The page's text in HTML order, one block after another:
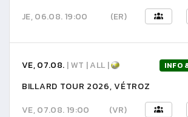
JE, 06.08. 19:00
(ER)
VE, 07.08. | WT | ALL | INFO
BILLARD TOUR 2026, VÉTROZ
VE, 07.08. 19:00
(VR)